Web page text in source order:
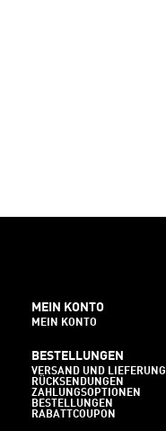
MEIN KONTO
MEIN KONTO
BESTELLUNGEN
VERSAND UND LIEFERUNG
RÜCKSENDUNGEN
ZAHLUNGSOPTIONEN
BESTELLUNGEN
RABATTCOUPON